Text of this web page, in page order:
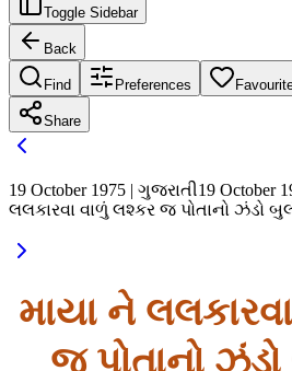
Toggle Sidebar
Back
Find Preferences
Share
19 October 1975 | ગુજરાતી19 October
લલકારવા વાળું લશ્કર જ પોતાનો ઝંડો
માયા ને
જ પોતાનો